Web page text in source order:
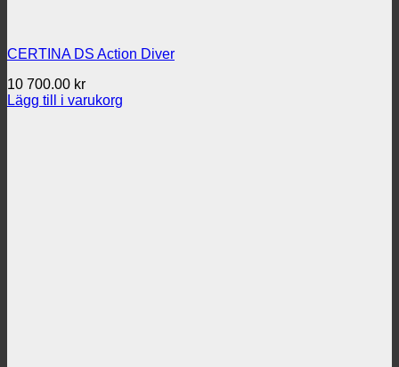
CERTINA DS Action Diver
10 700.00 kr
Lägg till i varukorg